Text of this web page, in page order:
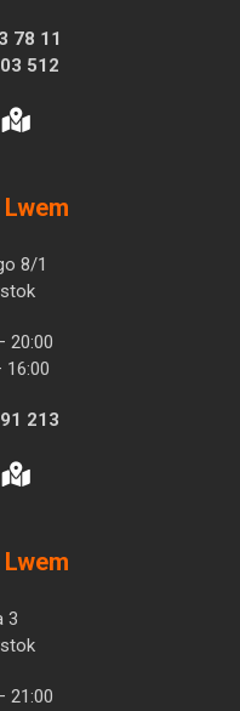
78 11
512
8/1
20:00
16:00
213
3
21:00